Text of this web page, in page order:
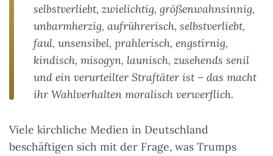
selbstverliebt, zwielichtig, größenwahnsinnig,
unbarmherzig, aufrührerisch, selbstverliebt,
faul, unsensibel, prahlerisch, engstirnig,
kindisch, misogyn, launisch, zusehends senil
und ein verurteilter Straftäter ist – das macht
ihr Wahlverhalten moralisch verwerflich.
Viele kirchliche Medien in Deutschland
beschäftigen sich mit der Frage, was Trumps